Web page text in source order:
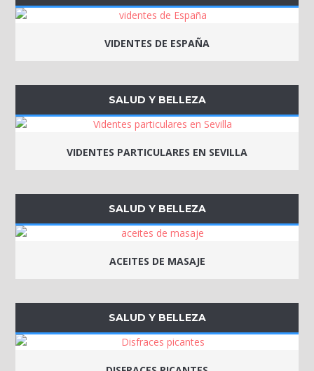
VIDENTES DE ESPAÑA
SALUD Y BELLEZA
VIDENTES PARTICULARES EN SEVILLA
SALUD Y BELLEZA
ACEITES DE MASAJE
SALUD Y BELLEZA